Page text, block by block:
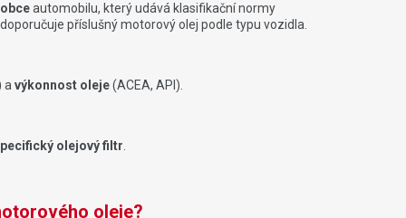
automobilu, který udává klasifikační normy
příslušný motorový olej podle typu vozidla.
avýkonnost oleje(ACEA, API).
olejový filtr
oleje?